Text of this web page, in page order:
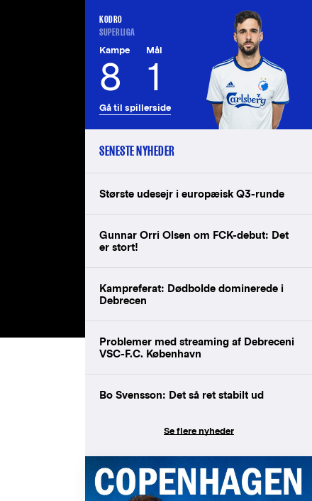
KODRO
SUPERLIGA
Kampe
8
Mål
1
Gå til spillerside
SENESTE NYHEDER
Største udesejr i europæisk Q3-runde
Gunnar Orri Olsen om FCK-debut: Det
er stort!
Kampreferat: Dødbolde dominerede i
Debrecen
Problemer med streaming af Debreceni
VSC-F.C. København
Bo Svensson: Det så ret stabilt ud
Se flere nyheder